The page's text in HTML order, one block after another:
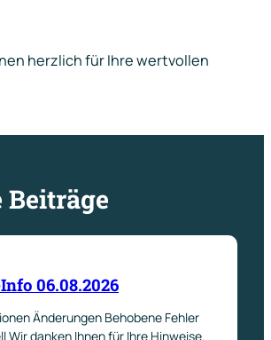
herzlich für Ihre wertvollen
06.08.2026
Änderungen Behobene Fehler
Wir danken Ihnen für Ihre Hinweise.